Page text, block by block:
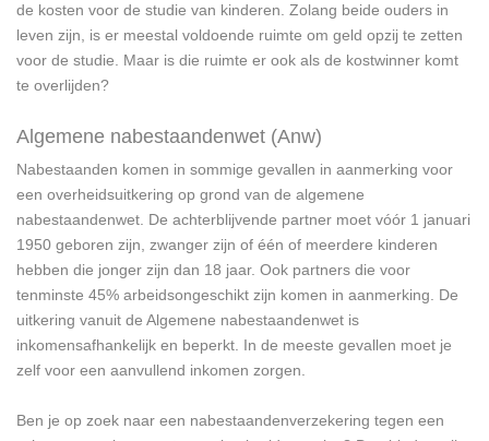
de kosten voor de studie van kinderen. Zolang beide ouders in
leven zijn, is er meestal voldoende ruimte om geld opzij te zetten
voor de studie. Maar is die ruimte er ook als de kostwinner komt
te overlijden?
Algemene nabestaandenwet (Anw)
Nabestaanden komen in sommige gevallen in aanmerking voor
een overheidsuitkering op grond van de algemene
nabestaandenwet. De achterblijvende partner moet vóór 1 januari
1950 geboren zijn, zwanger zijn of één of meerdere kinderen
hebben die jonger zijn dan 18 jaar. Ook partners die voor
tenminste 45% arbeidsongeschikt zijn komen in aanmerking. De
uitkering vanuit de Algemene nabestaandenwet is
inkomensafhankelijk en beperkt. In de meeste gevallen moet je
zelf voor een aanvullend inkomen zorgen.
Ben je op zoek naar een nabestaandenverzekering tegen een